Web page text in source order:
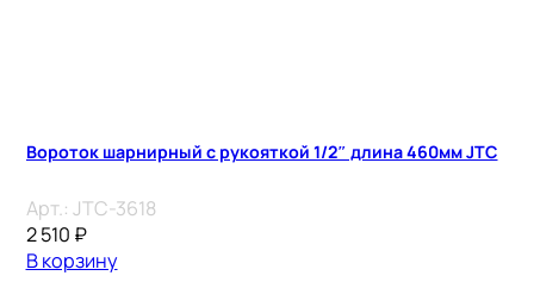
Вороток шарнирный с рукояткой 1/2″ длина 460мм JTC
Арт.: JTC-3618
2 510 ₽
В корзину